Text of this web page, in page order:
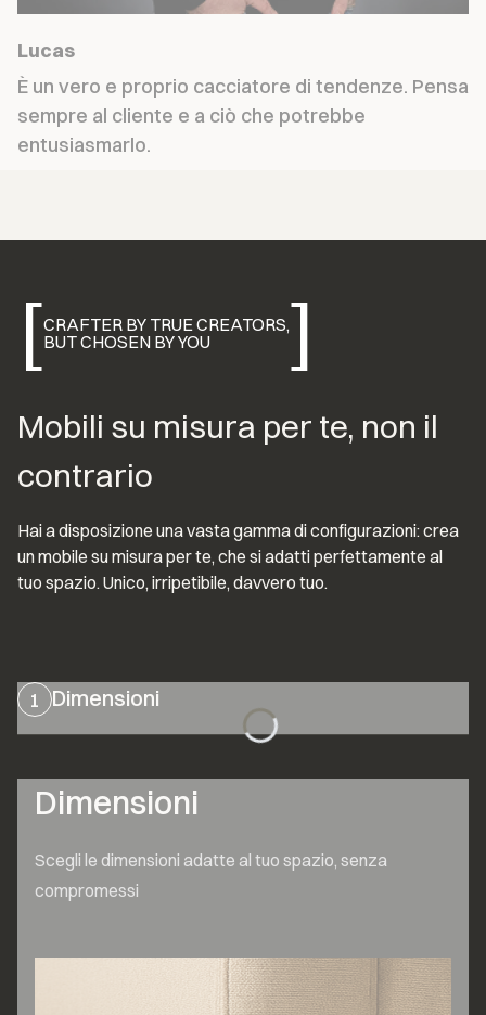
Lucas
È un vero e proprio cacciatore di tendenze. Pensa
sempre al cliente e a ciò che potrebbe
entusiasmarlo.
Mobili su misura per te, non il
contrario
[CRAFTER BY TRUE CREATORS,
BUT CHOSEN BY YOU
]
Hai a disposizione una vasta gamma di configurazioni: crea
un mobile su misura per te, che si adatti perfettamente al
tuo spazio. Unico, irripetibile, davvero tuo.
1 Dimensioni
Dimensioni
Scegli le dimensioni adatte al tuo spazio, senza
compromessi